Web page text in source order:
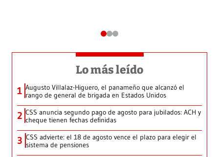
Lo más leído
1 Augusto Villalaz-Higuero, el panameño que alcanzó el
rango de general de brigada en Estados Unidos
2 CSS anuncia segundo pago de agosto para jubilados: ACH y
cheque tienen fechas definidas
3 CSS advierte: el 18 de agosto vence el plazo para elegir el
sistema de pensiones